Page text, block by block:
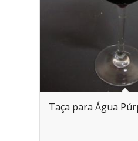
Taça para Água